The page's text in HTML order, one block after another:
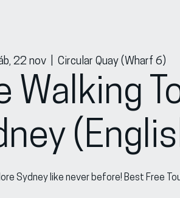
22 nov
  |
Circular Quay (Wharf 6)
Walking
Sydney like never before! Best Free